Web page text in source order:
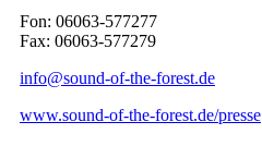
Fon: 06063-577277
Fax: 06063-577279
info@sound-of-the-forest.de
www.sound-of-the-forest.de/presse